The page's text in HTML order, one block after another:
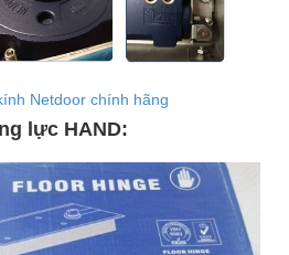
Netdoor chính hãng
lực HAND: